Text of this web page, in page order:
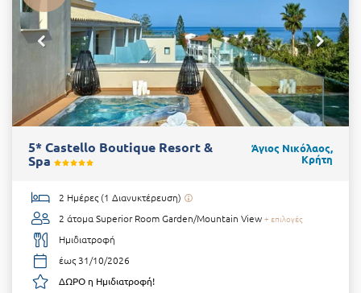
5* Castello Boutique Resort &
Spa
Άγιος Νικόλαος,
Κρήτη
2 Ημέρες (1 Διανυκτέρευση)
2 άτομαSuperior Room Garden/Mountain View + επιλογές
Ημιδιατροφή
έως 31/10/2026
ΔΩΡΟ η Ημιδιατροφή!